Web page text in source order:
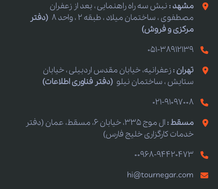
مشهد : نبش سه راه راهنمایی ، بعد از زعفران
مصطفوی ، ساختمان میلاد ، طبقه 2 ، واحد 8
(دفتر
مرکزی و فروش)
051-38912139
تهران :زعفرانیه، خیابان مقدس اردبیلی ، خیابان
ستایش ، ساختمان نیلو (دفتر فناوری اطلاعات)
021-91097008
مسقط :
ال موج 335، خیابان 6، مسقط، عمان (دفتر
خدمات کارگزاری خلیج فارس)
00968-94420473
hi@tournegar.com